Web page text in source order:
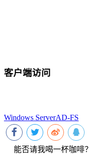
客户端访问
Windows ServerAD-FS
能否请我喝一杯咖啡？